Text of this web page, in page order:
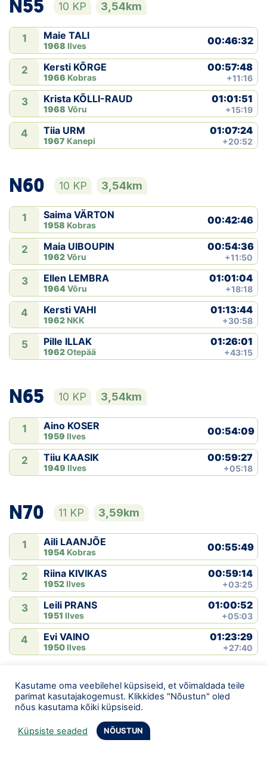
N55 10 KP 3,54km
1 Maie TALI
1968 Ilves 00:46:32
2 Kersti KÕRGE
1966 Kobras
00:57:48
+11:16
3 Krista KÕLLI-RAUD
1968 Võru
01:01:51
+15:19
4 Tiia URM
1967 Kanepi
01:07:24
+20:52
N60 10 KP 3,54km
1 Saima VÄRTON
1958 Kobras 00:42:46
2 Maia UIBOUPIN
1962Võru
00:54:36
+11:50
3 Ellen LEMBRA
1964Võru
01:01:04
+18:18
4 Kersti VAHI
1962 NKK
01:13:44
+30:58
5 Pille ILLAK
1962Otepää
01:26:01
+43:15
N65 10 KP 3,54km
1 Aino KOSER
1959 Ilves 00:54:09
2 Tiiu KAASIK
1949 Ilves
00:59:27
+05:18
N70 11 KP 3,59km
1 Aili LAANJÕE
1954 Kobras 00:55:49
2 Riina KIVIKAS
1952 Ilves
00:59:14
+03:25
3 Leili PRANS
1951 Ilves
01:00:52
+05:03
4 Evi VAINO
1950 Ilves
01:23:29
+27:40
N75 11 KP 3,59km
1949Võru
Kasutame oma veebilehel küpsiseid, et võimaldada teile
parimat kasutajakogemust. Klikkides "Nõustun" oled
nõus kasutama kõiki küpsiseid.
Küpsiste seaded NÕUSTUN